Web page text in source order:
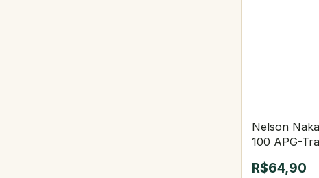
Nelson
100 APG-
R$64,90